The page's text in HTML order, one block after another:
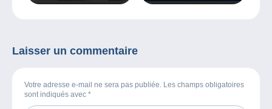
Laisser un commentaire
Votre adresse e-mail ne sera pas publiée. Les champs obligatoires
sont indiqués avec *